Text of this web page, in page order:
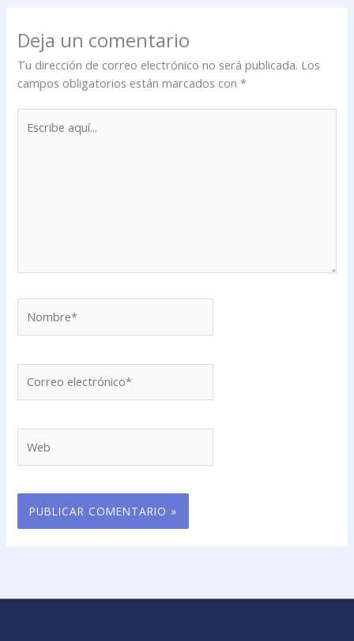
Deja un comentario
Tu dirección de correo electrónico no será publicada. Los
campos obligatorios están marcados con*
aquí...
electrónico*